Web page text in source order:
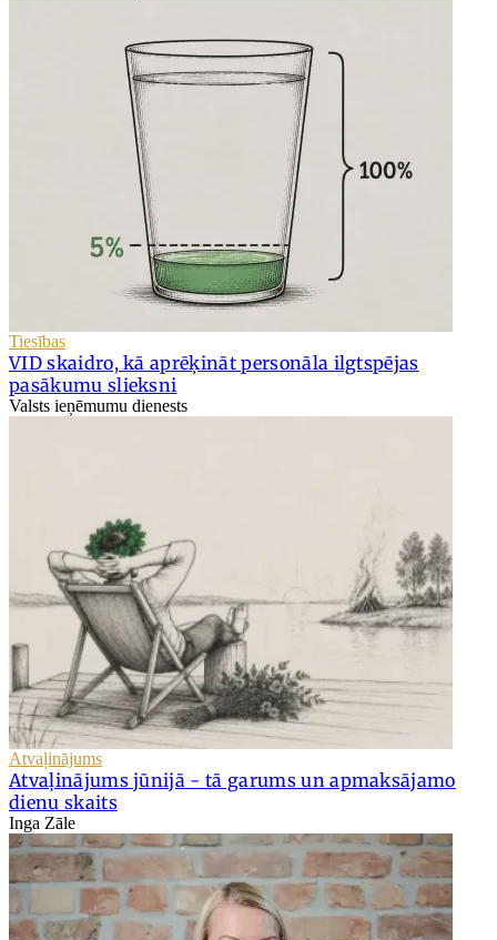
Tiesības
VID skaidro, kā aprēķināt personāla ilgtspējas
pasākumu slieksni
Valsts ieņēmumu dienests
Atvaļinājums
Atvaļinājums jūnijā - tā garums un apmaksājamo
dienu skaits
Inga Zāle